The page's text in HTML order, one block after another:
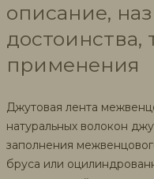
описание,
достоинства,
применения
Джутовая лента
натуральных волокон
заполнения
бруса или